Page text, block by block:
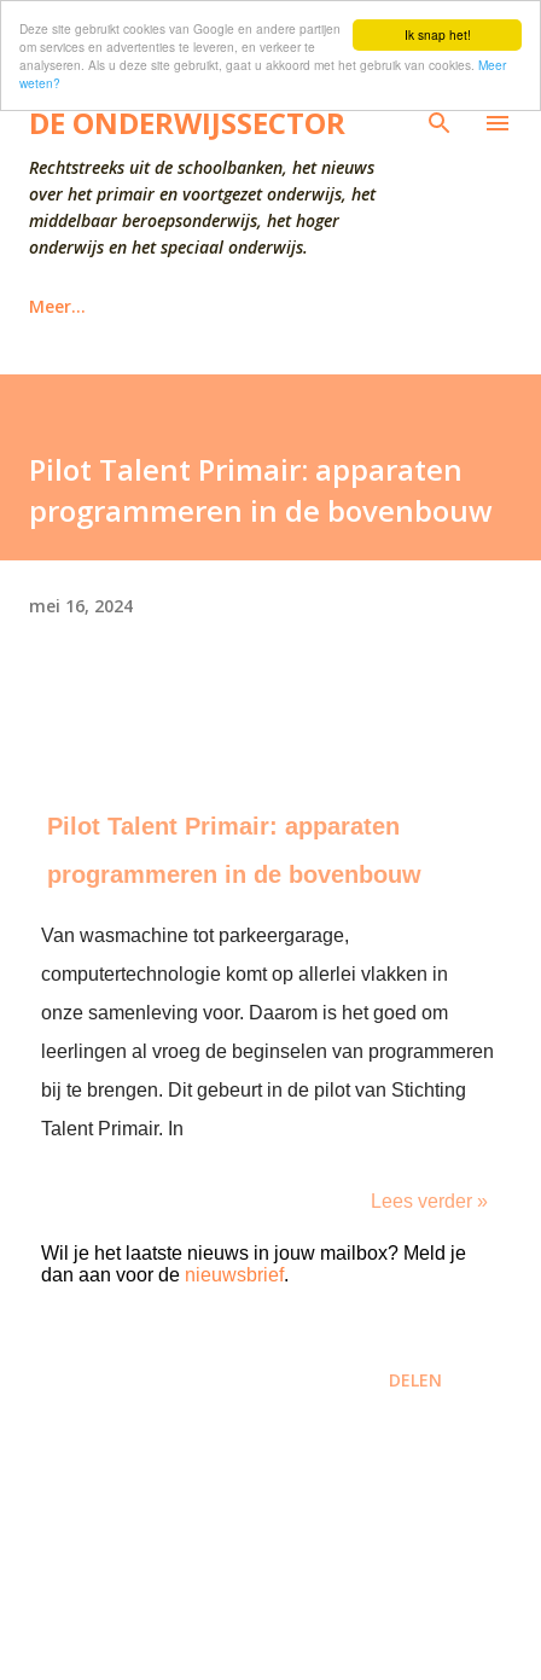
Ik snap het!
Deze site gebruikt cookies van Google en andere partijen
om services en advertenties te leveren, en verkeer te
analyseren. Als u deze site gebruikt, gaat u akkoord met het gebruik van cookies. Meer
weten?
Doorgaan naar hoofdcontent
DE ONDERWIJSSECTOR
Rechtstreeks uit de schoolbanken, het nieuws
over het primair en voortgezet onderwijs, het
middelbaar beroepsonderwijs, het hoger
onderwijs en het speciaal onderwijs.
Meer…
Pilot Talent Primair: apparaten
programmeren in de bovenbouw
mei 16, 2024
Pilot Talent Primair: apparaten
programmeren in de bovenbouw
Van wasmachine tot parkeergarage,
computertechnologie komt op allerlei vlakken in
onze samenleving voor. Daarom is het goed om
leerlingen al vroeg de beginselen van programmeren
bij te brengen. Dit gebeurt in de pilot van Stichting
Talent Primair. In
Lees verder »
Wil je het laatste nieuws in jouw mailbox? Meld je
dan aan voor de nieuwsbrief.
DELEN